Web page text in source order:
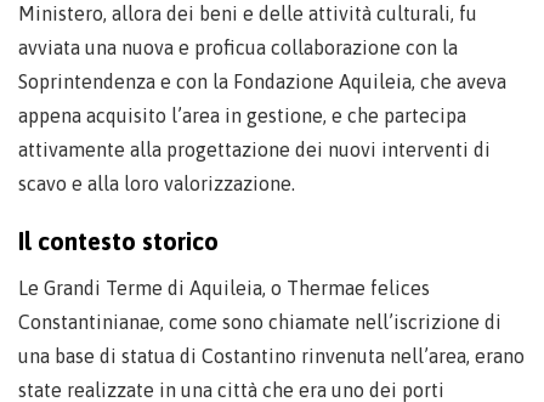
Ministero, allora dei beni e delle attività culturali, fu
avviata una nuova e proficua collaborazione con la
Soprintendenza e con la Fondazione Aquileia, che aveva
appena acquisito l’area in gestione, e che partecipa
attivamente alla progettazione dei nuovi interventi di
scavo e alla loro valorizzazione.
Il contesto storico
Le Grandi Terme di Aquileia, o Thermae felices
Constantinianae, come sono chiamate nell’iscrizione di
una base di statua di Costantino rinvenuta nell’area, erano
state realizzate in una città che era uno dei porti